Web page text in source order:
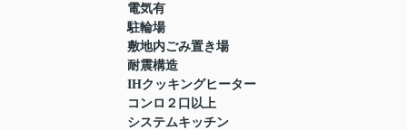
電気有
駐輪場
敷地内ごみ置き場
耐震構造
IHクッキングヒーター
コンロ２口以上
システムキッチン